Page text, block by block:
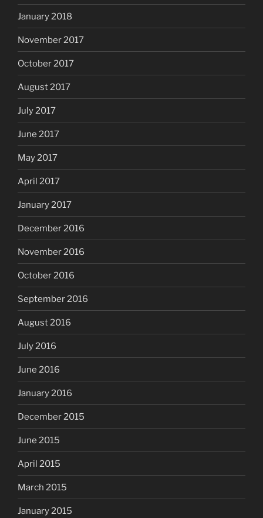
January 2018
November 2017
October 2017
August 2017
July 2017
June 2017
May 2017
April 2017
January 2017
December 2016
November 2016
October 2016
September 2016
August 2016
July 2016
June 2016
January 2016
December 2015
June 2015
April 2015
March 2015
January 2015